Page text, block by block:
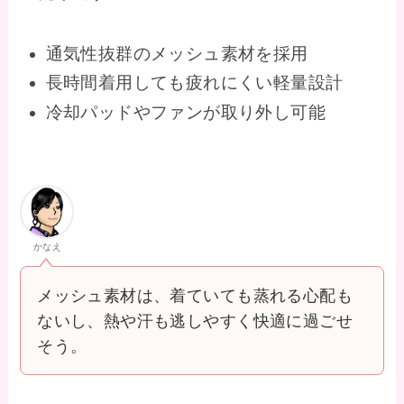
通気性抜群のメッシュ素材を採用
長時間着用しても疲れにくい軽量設計
冷却パッドやファンが取り外し可能
かなえ
メッシュ素材は、着ていても蒸れる心配も
ないし、熱や汗も逃しやすく快適に過ごせ
そう。